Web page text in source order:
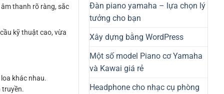
Đàn piano yamaha – lựa chọn lý
tưởng cho bạn
Xây dựng bằng WordPress
Một số model Piano cơ Yamaha
và Kawai giá rẻ
Headphone cho nhạc cụ phòng
thanh rõ ràng, sắc
kỹ thuật cao, vừa
khác nhau.
truyền.